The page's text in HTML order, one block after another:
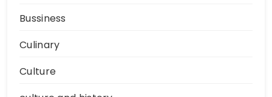
Bussiness
Culinary
Culture